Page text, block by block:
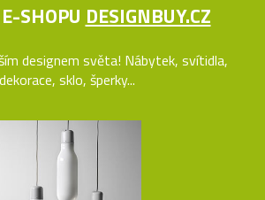
SHOPU DESIGNBUY.CZ
designem světa! Nábytek, svítidla,
dekorace, sklo, šperky...